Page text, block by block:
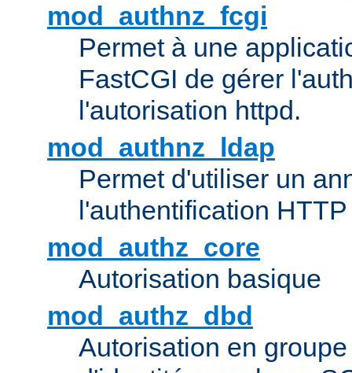
mod_authnz_fcgi
Permet à une
FastCGI de gérer
l'autorisation httpd.
mod_authnz_ldap
Permet d'utiliser un
l'authentification
mod_authz_core
Autorisation basique
mod_authz_dbd
Autorisation en